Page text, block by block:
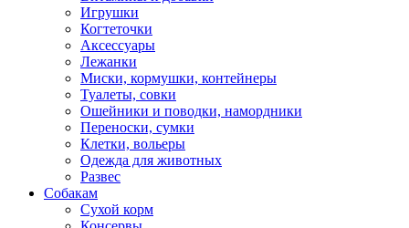
Игрушки
Когтеточки
Аксессуары
Лежанки
Миски, кормушки, контейнеры
Туалеты, совки
Ошейники и поводки, намордники
Переноски, сумки
Клетки, вольеры
Одежда для животных
Развес
Собакам
Сухой корм